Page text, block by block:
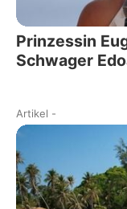
Prinzessin
Schwager
Artikel -